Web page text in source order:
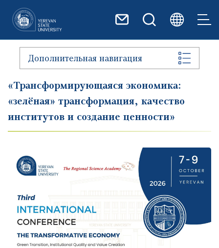
Дополнительная навигация
«Трансформирующаяся экономика:
«зелёная» трансформация, качество
институтов и создание ценности»